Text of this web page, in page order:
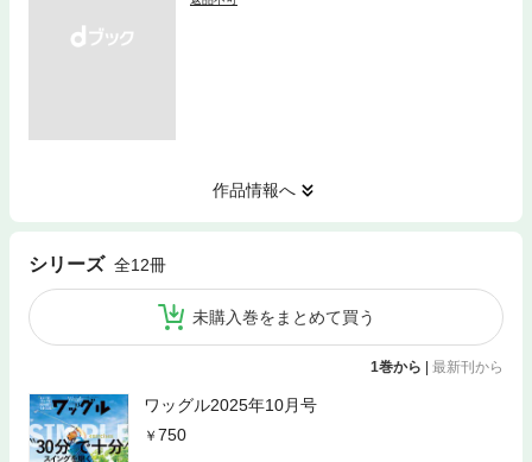
作品情報へ
シリーズ 全12冊
未購入巻をまとめて買う
1巻から 最新刊から
ワッグル2025年10月号
750